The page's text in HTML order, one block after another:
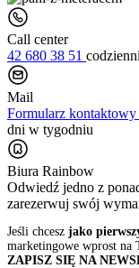
Call center
42 680 38 51
Mail
Formularz kontaktowy
dni w tygodniu
Biura Rainbow
Odwiedź jedno z
zarezerwuj swój
Jeśli chcesz jako
marketingowe wprost na
ZAPISZ SIĘ NA